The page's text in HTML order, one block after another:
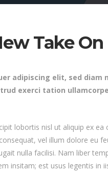
Take
adipiscing elit, sed
exerci tation
lobortis nisl ut aliquip ex
vel illum dolore eu
nulla facilisi. Nam liber
insitam; est usus legentis